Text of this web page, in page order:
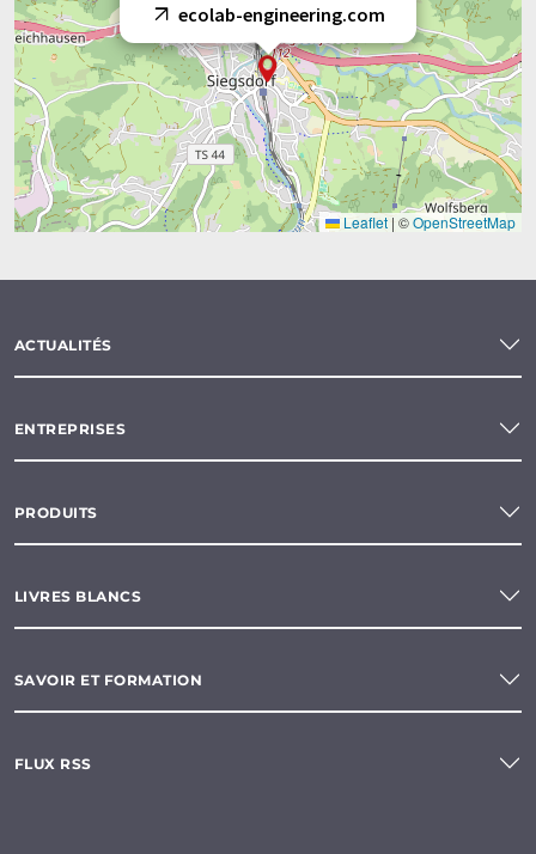
ecolab-engineering.com
Leaflet | ©OpenStreetMap
ACTUALITÉS
ENTREPRISES
PRODUITS
LIVRES BLANCS
SAVOIR ET FORMATION
FLUX RSS